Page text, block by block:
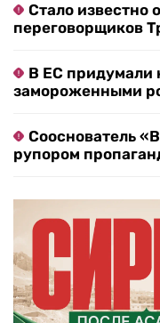
Стало известно
переговорщиков
В ЕС придумали
замороженными
Сооснователь
рупором